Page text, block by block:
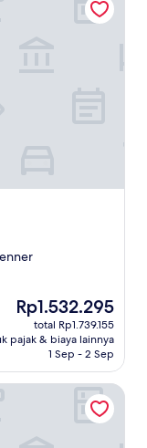
Harga
sekarang
Rp1.532.295
Rp1.532.295
total Rp1.739.155
pajak & biaya lainnya
1 Sep - 2 Sep